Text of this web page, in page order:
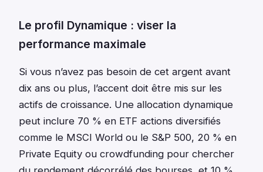
Le profil Dynamique : viser la
performance maximale
Si vous n’avez pas besoin de cet argent avant
dix ans ou plus, l’accent doit être mis sur les
actifs de croissance. Une allocation dynamique
peut inclure 70 % en ETF actions diversifiés
comme le MSCI World ou le S&P 500, 20 % en
Private Equity ou crowdfunding pour chercher